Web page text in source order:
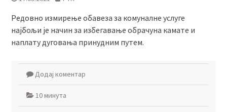
Редовно измирење обавеза за комуналне услуге
најбољи је начин за избегавање обрачуна камате и
наплату дуговања принудним путем.
Додај коментар
10 минута